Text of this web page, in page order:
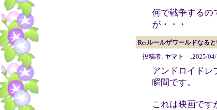
何で戦争するの
が・・・
Re:ルールザワールドなる
投稿者: ヤマト ..2025/04/
アンドロイドレ
瞬間です。
これは映画で